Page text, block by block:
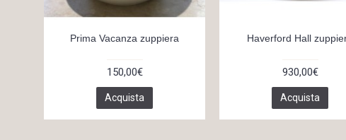
Prima Vacanza zuppiera
150,00€
Acquista
Haverford Hall
930,00€
Acquista